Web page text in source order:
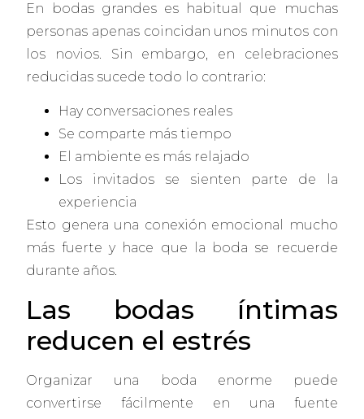
En bodas grandes es habitual que muchas
personas apenas coincidan unos minutos con
los novios. Sin embargo, en celebraciones
reducidas sucede todo lo contrario:
Hay conversaciones reales
Se comparte más tiempo
El ambiente es más relajado
Los invitados se sienten parte de la
experiencia
Esto genera una conexión emocional mucho
más fuerte y hace que la boda se recuerde
durante años.
Las bodas íntimas
reducen el estrés
Organizar una boda enorme puede
convertirse fácilmente en una fuente